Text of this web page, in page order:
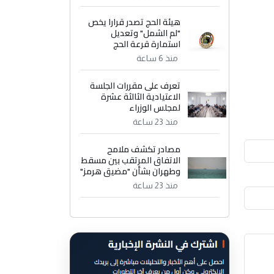
هيئة الحج تصدر قرارا يخص
"لم الشمل" وتعديل
استمارة قرعة الحج
منذ 6 ساعة
تعرف على مقررات الجلسة
الاعتيادية الثالثة عشرة
لمجلس الوزراء
منذ 23 ساعة
مصادر تكشف ملامح
الاتفاق المرتقب بين مسقط
وطهران بشأن "مضيق هرمز"
منذ 23 ساعة